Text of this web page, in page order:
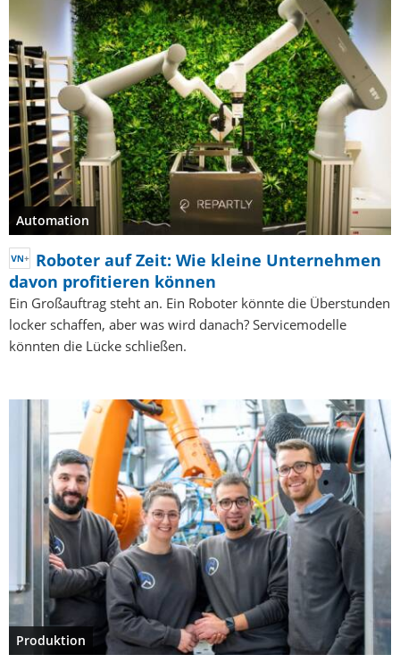
Automation
Roboter auf Zeit: Wie kleine Unternehmen
davon profitieren können
Ein Großauftrag steht an. Ein Roboter könnte die Überstunden
locker schaffen, aber was wird danach? Servicemodelle
könnten die Lücke schließen.
Produktion